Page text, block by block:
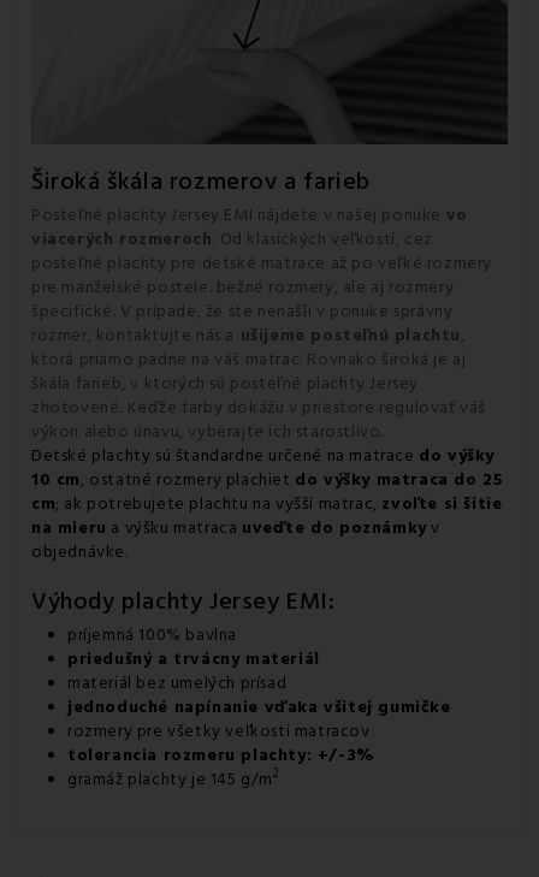
Široká škála rozmerov a farieb
Posteľné plachty Jersey EMI nájdete v našej ponuke vo
viacerých rozmeroch. Od klasických veľkostí, cez
posteľné plachty pre detské matrace až po veľké rozmery
pre manželské postele. bežné rozmery, ale aj rozmery
špecifické. V prípade, že ste nenašli v ponuke správny
rozmer, kontaktujte nás a ušijeme posteľnú plachtu,
ktorá priamo padne na váš matrac. Rovnako široká je aj
škála farieb, v ktorých sú posteľné plachty Jersey
zhotovené. Keďže farby dokážu v priestore regulovať váš
výkon alebo únavu, vyberajte ich starostlivo.
Detské plachty sú štandardne určené na matrace do výšky
10 cm, ostatné rozmery plachiet do výšky matraca do 25
cm; ak potrebujete plachtu na vyšší matrac, zvoľte si šitie
na mieru a výšku matraca uveďte do poznámkyv
objednávke.
Výhody plachty Jersey EMI:
príjemná 100% bavlna
priedušný a trvácny materiál
materiál bez umelých prísad
jednoduché napínanie vďaka všitej gumičke
rozmery pre všetky veľkosti matracov
tolerancia rozmeru plachty: +/-3%
gramáž plachty je 145 g/m2